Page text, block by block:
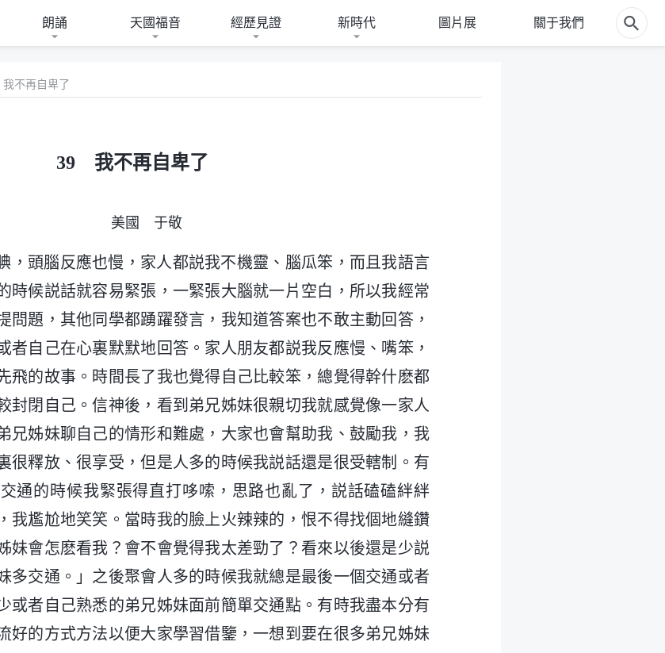
朗誦 天國福音 經歷見證 新時代 圖片展 關于我們
不再自卑了
39 我不再自卑了
美國 于敬
，頭腦反應也慢，家人都説我不機靈、腦瓜笨，而且我語言
時候説話就容易緊張，一緊張大腦就一片空白，所以我經常
問題，其他同學都踴躍發言，我知道答案也不敢主動回答，
者自己在心裏默默地回答。家人朋友都説我反應慢、嘴笨，
飛的故事。時間長了我也覺得自己比較笨，總覺得幹什麽都
封閉自己。信神後，看到弟兄姊妹很親切我就感覺像一家人
兄姊妹聊自己的情形和難處，大家也會幫助我、鼓勵我，我
很釋放、很享受，但是人多的時候我説話還是很受轄制。有
通的時候我緊張得直打哆嗦，思路也亂了，説話磕磕絆絆
我尷尬地笑笑。當時我的臉上火辣辣的，恨不得找個地縫鑽
妹會怎麽看我？會不會覺得我太差勁了？看來以後還是少説
多交通。」之後聚會人多的時候我就總是最後一個交通或者
或者自己熟悉的弟兄姊妹面前簡單交通點。有時我盡本分有
好的方式方法以便大家學習借鑒，一想到要在很多弟兄姊妹